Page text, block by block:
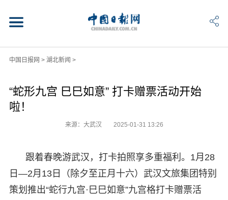
中国日报网 > 湖北新闻 >
“蛇形九宫 巳巳如意” 打卡赠票活动开始
啦！
来源：大武汉 2025-01-31 13:26
跟着春晚游武汉，打卡拍照享多重福利。1月28
日—2月13日（除夕至正月十六）武汉文旅集团特别
策划推出“蛇行九宫·巳巳如意”九宫格打卡赠票活